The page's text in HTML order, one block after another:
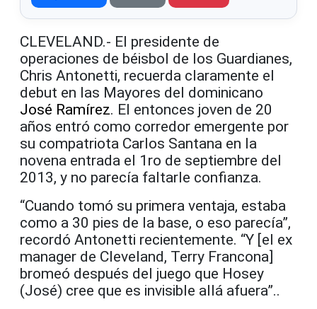
CLEVELAND.- El presidente de
operaciones de béisbol de los Guardianes,
Chris Antonetti, recuerda claramente el
debut en las Mayores del dominicano
José Ramírez. El entonces joven de 20
años entró como corredor emergente por
su compatriota Carlos Santana en la
novena entrada el 1ro de septiembre del
2013, y no parecía faltarle confianza.
“Cuando tomó su primera ventaja, estaba
como a 30 pies de la base, o eso parecía”,
recordó Antonetti recientemente. “Y [el ex
manager de Cleveland, Terry Francona]
bromeó después del juego que Hosey
(José) cree que es invisible allá afuera”..